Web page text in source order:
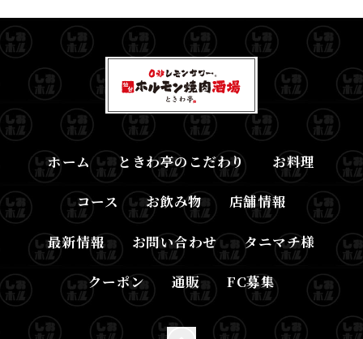
ホーム ときわ亭のこだわり お料理
コース お飲み物 店舗情報
最新情報 お問い合わせ タニマチ様
クーポン 通販 FC募集